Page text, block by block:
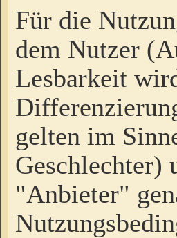
Für die
dem Nutzer
Lesbarkeit
gelten im
Geschlechter)
"Anbieter"